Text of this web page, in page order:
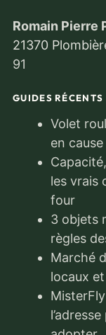
Romain Pierre
21370
91
GUIDES RÉCENTS
Volet
en
les vrais
four
3 objets
règles
Marché
locaux